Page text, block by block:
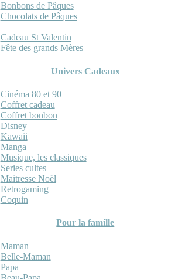
Bonbons de Pâques
Chocolats de Pâques
Cadeau St Valentin
Fête des grands Mères
Univers Cadeaux
Cinéma 80 et 90
Coffret cadeau
Coffret bonbon
Disney
Kawaii
Manga
Musique, les classiques
Series cultes
Maitresse Noël
Retrogaming
Coquin
Pour la famille
Maman
Belle-Maman
Papa